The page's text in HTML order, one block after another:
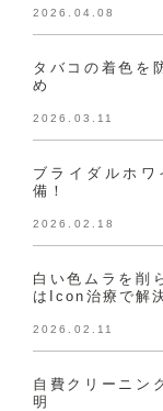
2026.04.08
タバコの着色を
め
2026.03.11
ブライダルホ
備！
2026.02.18
白い色ムラを削
はIcon治療で解
2026.02.11
自費クリーニン
明